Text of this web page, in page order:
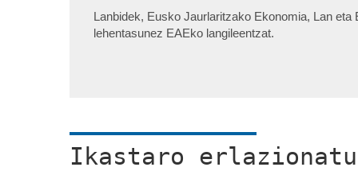
Lanbidek, Eusko Jaurlaritzako Ekonomia, Lan
lehentasunez EAEko langileentzat.
Ikastaro